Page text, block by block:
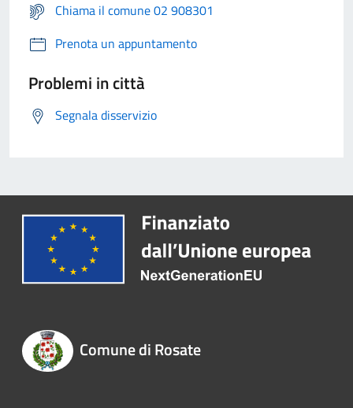
Chiama il comune 02 908301
Prenota un appuntamento
Problemi in città
Segnala disservizio
Comune di Rosate